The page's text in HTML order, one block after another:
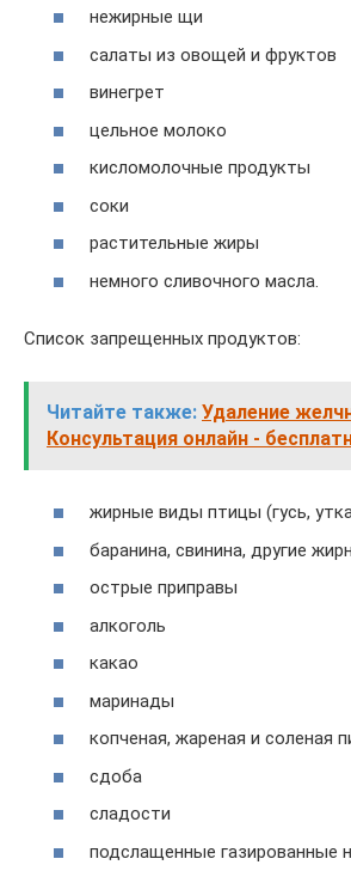
нежирные щи
салаты из овощей и фруктов
винегрет
цельное молоко
кисломолочные продукты
соки
растительные жиры
немного сливочного масла.
Список запрещенных продуктов:
Читайте также: Удаление
Консультация онлайн -
жирные виды птицы (гусь,
баранина, свинина, другие
острые приправы
алкоголь
какао
маринады
копченая, жареная и соленая
сдоба
сладости
подслащенные газированные